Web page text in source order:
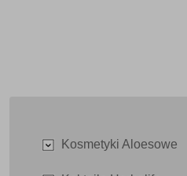
Kosmetyki Aloesowe